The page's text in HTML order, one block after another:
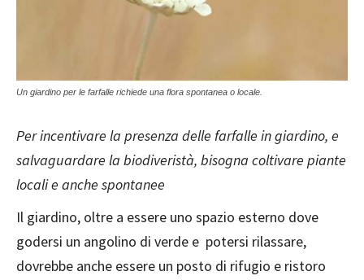
Un giardino per le farfalle richiede una flora spontanea o locale.
Per incentivare la presenza delle farfalle in giardino, e
salvaguardare la biodiveristà, bisogna coltivare piante
locali e anche spontanee
Il giardino, oltre a essere uno spazio esterno dove
godersi un angolino di verde e potersi rilassare,
dovrebbe anche essere un posto di rifugio e ristoro